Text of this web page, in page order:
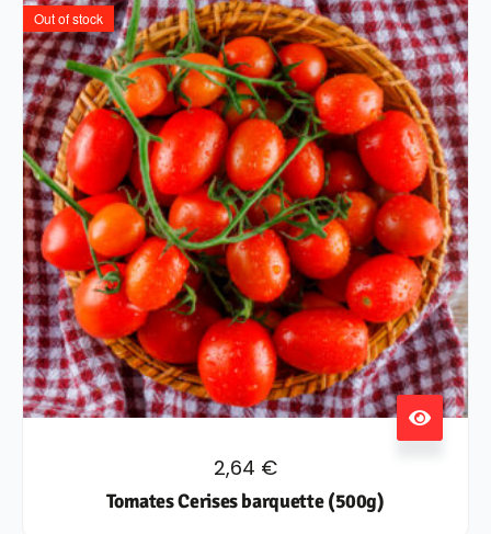
Out of stock
2,64 €
Tomates Cerises barquette (500g)